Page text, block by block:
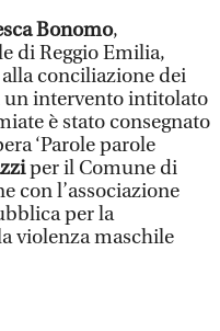
Bonomo,
di Reggio Emilia,
conciliazione dei
intervento intitolato
è stato consegnato
‘Parole parole
per il Comune di
con l’associazione
per la
violenza maschile